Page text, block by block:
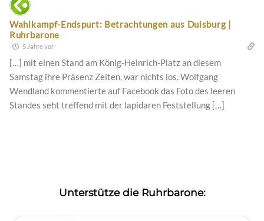
Wahlkampf-Endspurt: Betrachtungen aus Duisburg |
Ruhrbarone
5 Jahre vor
[…] mit einen Stand am König-Heinrich-Platz an diesem
Samstag ihre Präsenz Zeiten, war nichts los. Wolfgang
Wendland kommentierte auf Facebook das Foto des leeren
Standes seht treffend mit der lapidaren Feststellung […]
Unterstütze die Ruhrbarone: